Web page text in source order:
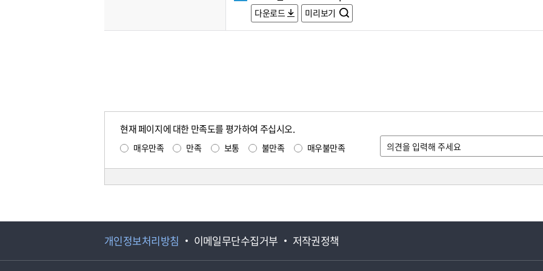
다운로드 미리보기
현재 페이지에 대한 만족도를 평가하여 주십시오.
매우만족 만족 보통 불만족 매우불만족
개인정보처리방침 이메일무단수집거부 저작권정책